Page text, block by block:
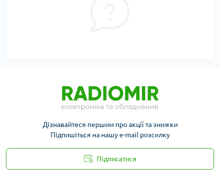
Дізнавайтеся першим про акції та знижки
Підпишіться на нашу e-mail розсилку
Підписатися